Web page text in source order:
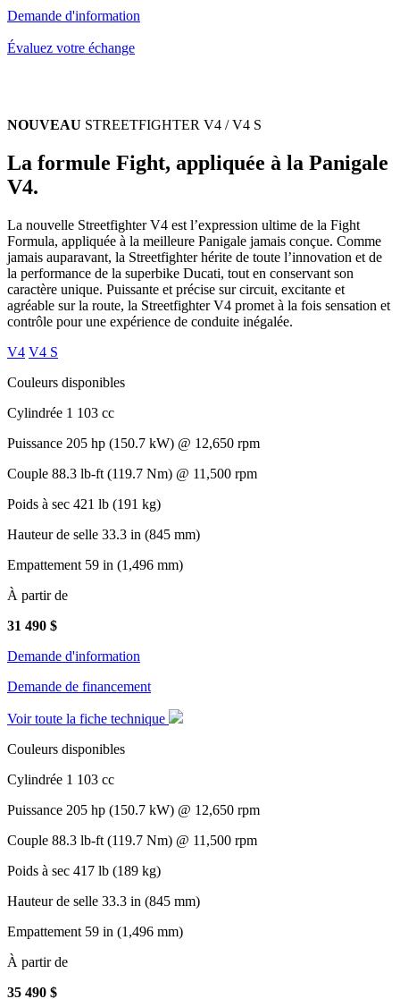
Demande d'information
Évaluez votre échange
NOUVEAU STREETFIGHTER V4 / V4 S
La formule Fight, appliquée à la Panigale
V4.
La nouvelle Streetfighter V4 est l’expression ultime de la Fight
Formula, appliquée à la meilleure Panigale jamais conçue. Comme
jamais auparavant, la Streetfighter hérite de toute l’innovation et de
la performance de la superbike Ducati, tout en conservant son
caractère unique. Puissante et précise sur circuit, excitante et
agréable sur la route, la Streetfighter V4 promet à la fois sensation et
contrôle pour une expérience de conduite inégalée.
V4 V4 S
Couleurs disponibles
Cylindrée 1 103 cc
Puissance 205 hp (150.7 kW) @ 12,650 rpm
Couple 88.3 lb-ft (119.7 Nm) @ 11,500 rpm
Poids à sec 421 lb (191 kg)
Hauteur de selle 33.3 in (845 mm)
Empattement 59 in (1,496 mm)
À partir de
31 490 $
Demande d'information
Demande de financement
Voir toute la fiche technique
Couleurs disponibles
Cylindrée 1 103 cc
Puissance 205 hp (150.7 kW) @ 12,650 rpm
Couple 88.3 lb-ft (119.7 Nm) @ 11,500 rpm
Poids à sec 417 lb (189 kg)
Hauteur de selle 33.3 in (845 mm)
Empattement 59 in (1,496 mm)
À partir de
35 490 $